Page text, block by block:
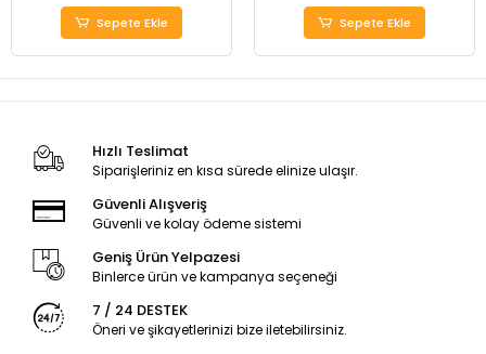
Sepete Ekle Sepete Ekle
Hızlı Teslimat
Siparişleriniz en kısa sürede elinize ulaşır.
Güvenli Alışveriş
Güvenli ve kolay ödeme sistemi
Geniş Ürün Yelpazesi
Binlerce ürün ve kampanya seçeneği
7 / 24 DESTEK
Öneri ve şikayetlerinizi bize iletebilirsiniz.